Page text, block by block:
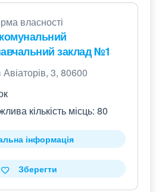
власності
заклад №1
Авіаторів, 3, 80600
кількість місць: 80
інформація
Зберегти